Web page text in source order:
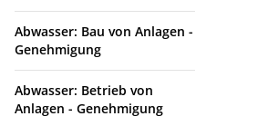
Abwasser: Bau von Anlagen -
Genehmigung
Abwasser: Betrieb von
Anlagen - Genehmigung